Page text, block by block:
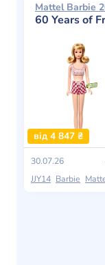
Mattel Barbie
60 Years of
від 4 847 ₴
30.07.26
JJY14 Barbie